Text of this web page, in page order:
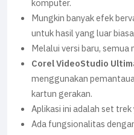
komputer.
Mungkin banyak efek
untuk hasil yang luar
Melalui versi baru,
Corel VideoStudio
menggunakan
kartun gerakan.
Aplikasi ini adalah set
Ada fungsionalitas